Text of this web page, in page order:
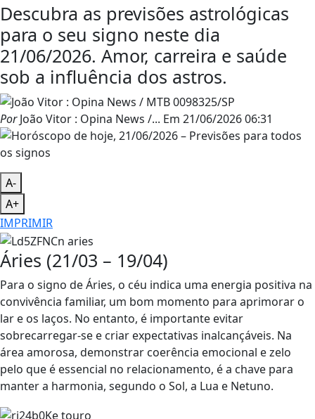
Descubra as previsões astrológicas
para o seu signo neste dia
21/06/2026. Amor, carreira e saúde
sob a influência dos astros.
PorJoão Vitor : Opina News /... Em 21/06/2026 06:31
A-
A+
IMPRIMIR
Áries (21/03 – 19/04)
Para o signo de Áries, o céu indica uma energia positiva na
convivência familiar, um bom momento para aprimorar o
lar e os laços. No entanto, é importante evitar
sobrecarregar-se e criar expectativas inalcançáveis. Na
área amorosa, demonstrar coerência emocional e zelo
pelo que é essencial no relacionamento, é a chave para
manter a harmonia, segundo o Sol, a Lua e Netuno.